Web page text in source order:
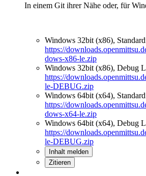
In einem Git ihrer Nähe oder, für
Windows 32bit (x86),
https://
dows-x86-le.zip
Windows 32bit (x86), Debug
https://
le-DEBUG.zip
Windows 64bit (x64),
https://
dows-x64-le.zip
Windows 64bit (x64), Debug
https://
le-DEBUG.zip
Inhalt melden
Zitieren